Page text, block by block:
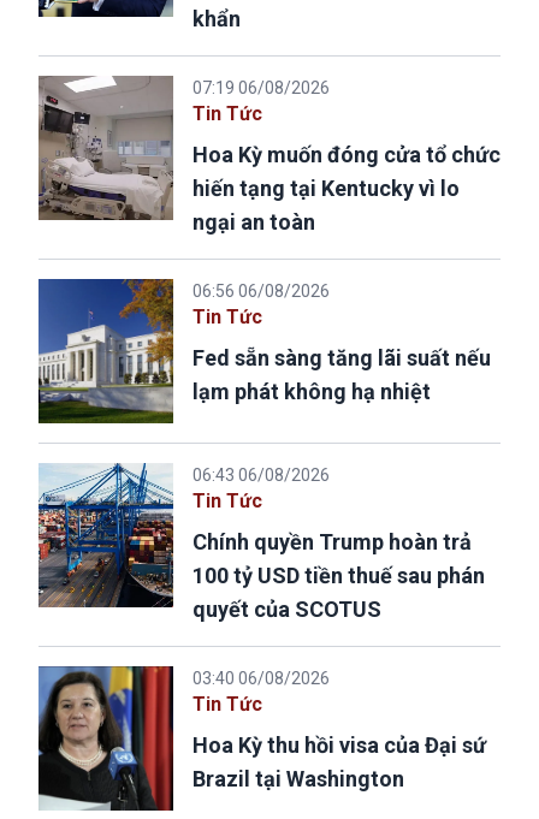
khẩn
07:19 06/08/2026
Tin Tức
Hoa Kỳ muốn đóng cửa tổ chức
hiến tạng tại Kentucky vì lo
ngại an toàn
06:56 06/08/2026
Tin Tức
Fed sẵn sàng tăng lãi suất nếu
lạm phát không hạ nhiệt
06:43 06/08/2026
Tin Tức
Chính quyền Trump hoàn trả
100 tỷ USD tiền thuế sau phán
quyết của SCOTUS
03:40 06/08/2026
Tin Tức
Hoa Kỳ thu hồi visa của Đại sứ
Brazil tại Washington